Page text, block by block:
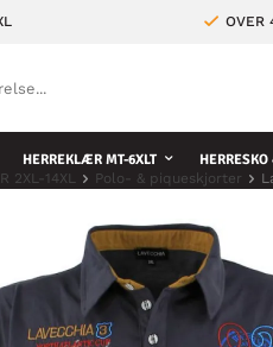
OVER
HERREKLÆR MT-6XLT
2XL-14XL Polo- & piqueskjorter